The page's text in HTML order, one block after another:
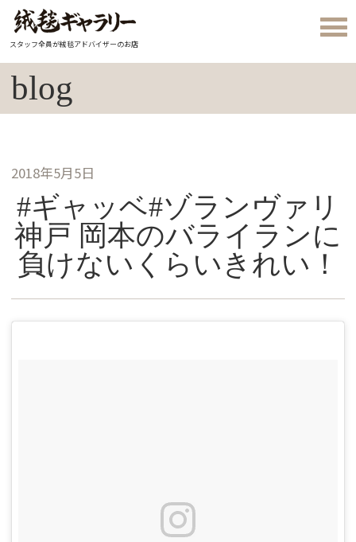
スタッフ全員が絨毯アドバイザーのお店
blog
2018年5月5日
#ギャッベ#ゾランヴァリ
神戸 岡本のバライランに
負けないくらいきれい！